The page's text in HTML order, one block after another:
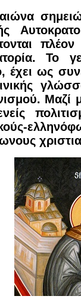
αιώνα
Το
έχει ως
Μαζί